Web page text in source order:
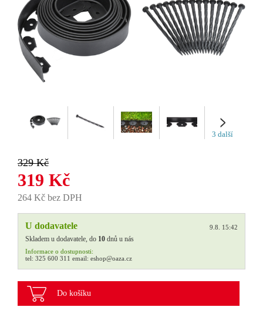
3 další
329 Kč
319 Kč
264 Kč bez DPH
U dodavatele 9.8. 15:42
Skladem u dodavatele, do 10 dnů u nás
Informace o dostupnosti:
tel: 325 600 311 email: eshop@oaza.cz
Do košíku